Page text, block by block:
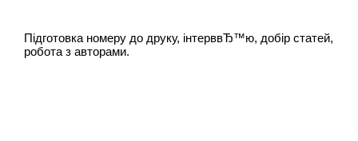
Підготовка номеру до друку, інтерввЂ™ю, добір статей,
робота з авторами.